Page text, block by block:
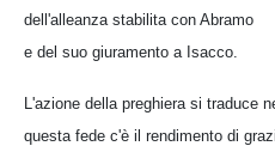
dell'alleanza stabilita con Abramo
e del suo giuramento a Isacco.
L'azione della preghiera si traduce
questa fede c'è il rendimento di